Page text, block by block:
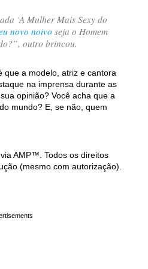
‘A Mulher Mais Sexy do
novo noivo seja o Homem
”, outro brincou.
que a modelo, atriz e cantora
na imprensa durante as
opinião? Você acha que a
mundo? E, se não, quem
AMP™. Todos os direitos
(mesmo com autorização).